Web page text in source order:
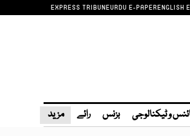
EXPRESS TRIBUNEURDU E-PAPERENGLISH
و ٹیکنالوجی بزنس رائے مزید